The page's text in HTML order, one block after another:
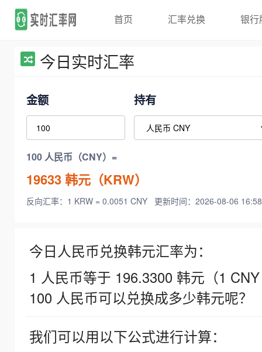
首页 汇率兑换 银行
今日实时汇率
金额 持有
100 人民币（CNY）=
19633韩元（KRW）
反向汇率：1 KRW = 0.0051 CNY 更新时间：2026-08-06
今日人民币兑换韩元汇率为：
1 人民币等于 196.3300 韩元（1
100 人民币可以兑换成多少韩元呢？
我们可以用以下公式进行计算：